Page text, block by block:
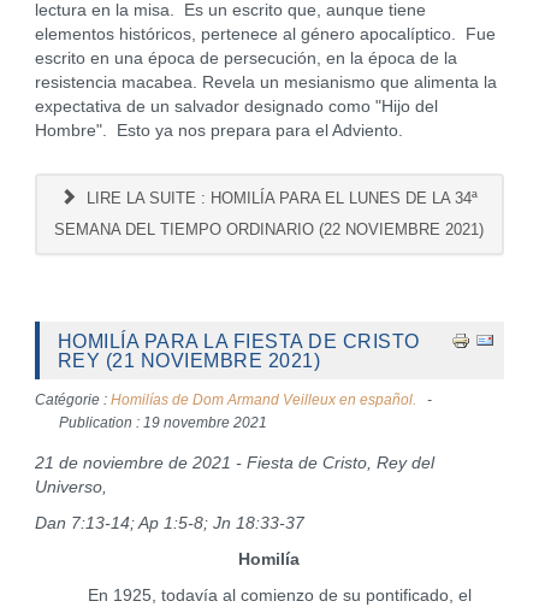
lectura en la misa. Es un escrito que, aunque tiene
elementos históricos, pertenece al género apocalíptico. Fue
escrito en una época de persecución, en la época de la
resistencia macabea. Revela un mesianismo que alimenta la
expectativa de un salvador designado como "Hijo del
Hombre". Esto ya nos prepara para el Adviento.
LIRE LA SUITE : HOMILÍA PARA EL LUNES DE LA 34ª
SEMANA DEL TIEMPO ORDINARIO (22 NOVIEMBRE 2021)
HOMILÍA PARA LA FIESTA DE CRISTO
REY (21 NOVIEMBRE 2021)
Catégorie : Homilías de Dom Armand Veilleux en español.
Publication : 19 novembre 2021
21 de noviembre de 2021 - Fiesta de Cristo, Rey del
Universo,
Dan 7:13-14; Ap 1:5-8; Jn 18:33-37
Homilía
En 1925, todavía al comienzo de su pontificado, el